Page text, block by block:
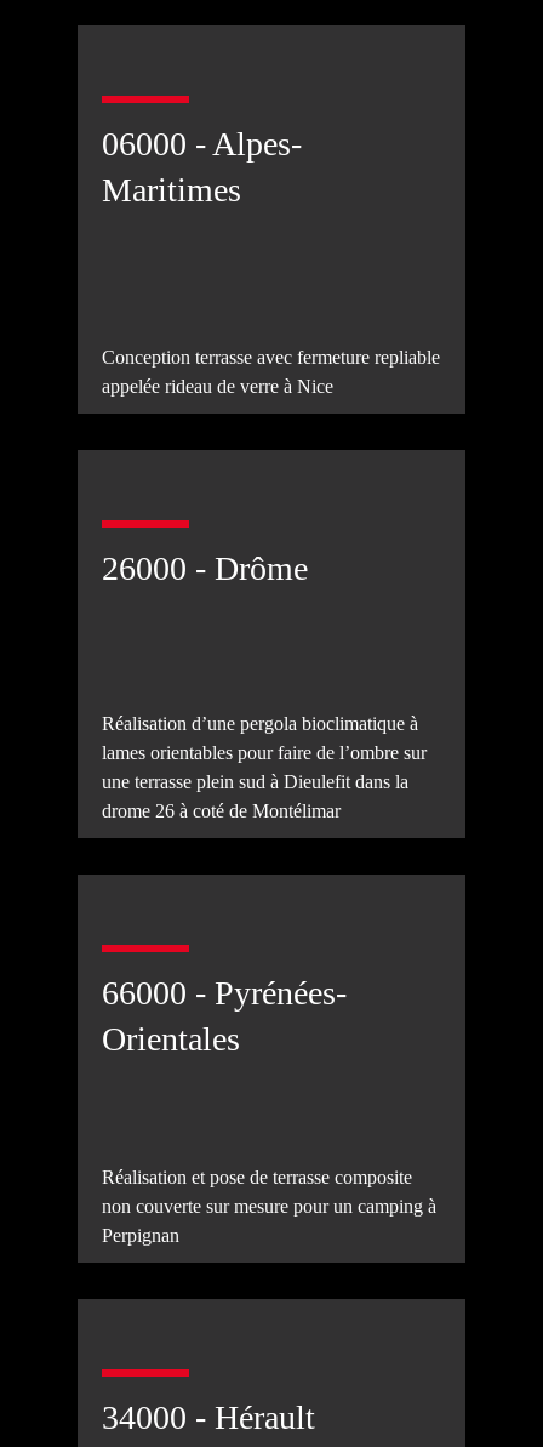
06000 - Alpes-
Maritimes
Conception terrasse avec fermeture repliable
appelée rideau de verre à Nice
26000 - Drôme
Réalisation d’une pergola bioclimatique à
lames orientables pour faire de l’ombre sur
une terrasse plein sud à Dieulefit dans la
drome 26 à coté de Montélimar
66000 - Pyrénées-
Orientales
Réalisation et pose de terrasse composite
non couverte sur mesure pour un camping à
Perpignan
34000 - Hérault